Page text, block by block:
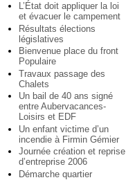
L’État doit appliquer la loi
et évacuer le campement
Résultats élections
législatives
Bienvenue place du front
Populaire
Travaux passage des
Chalets
Un bail de 40 ans signé
entre Aubervacances-
Loisirs et EDF
Un enfant victime d’un
incendie à Firmin Gémier
Journée création et reprise
d’entreprise 2006
Démarche quartier